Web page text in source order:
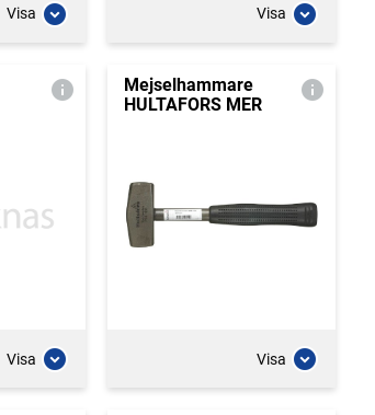
Visa Visa
Visa
Mejselhammare
HULTAFORS MER
Visa